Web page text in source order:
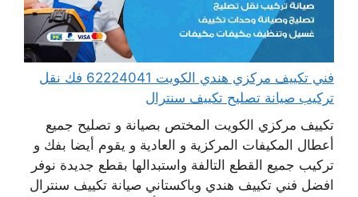
فني تكييف مركزي هندي الكويت 62224041 فك نقل
تركيب صيانة تصليح تكييف سنترال
تكييف مركزي الكويت المختص بصيانة و تصليح جميع
أعطال المكيفات المركزية و العادية و يقوم أيضا بفك و
تركيب جميع القطع التالفة واستبدالها بقطع جديدة نوفر
افضل فني تكييف هندي وباكستاني صيانة تكييف سنترال